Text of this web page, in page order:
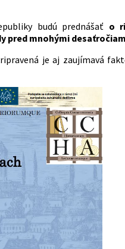
budú prednášať o
pred mnohými
je aj zaujímavá